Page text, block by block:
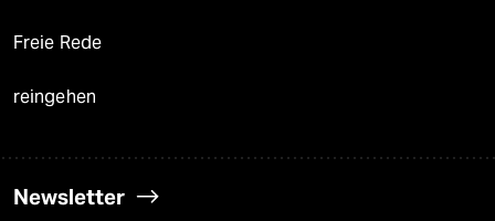
Freie Rede
reingehen
Newsletter